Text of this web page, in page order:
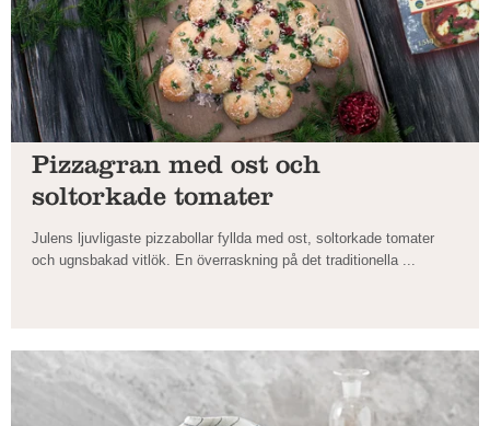
Pizzagran med ost och
soltorkade tomater
Julens ljuvligaste pizzabollar fyllda med ost, soltorkade tomater
och ugnsbakad vitlök. En överraskning på det traditionella ...